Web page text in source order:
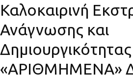
Καλοκαιρινή
Ανάγνωσης και
«ΑΡΙΘΜΗΜΕΝΑ»